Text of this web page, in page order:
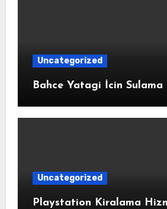
Uncategorized
Bahce Yatagi İcin Sulama
Uncategorized
Playstation Kiralama